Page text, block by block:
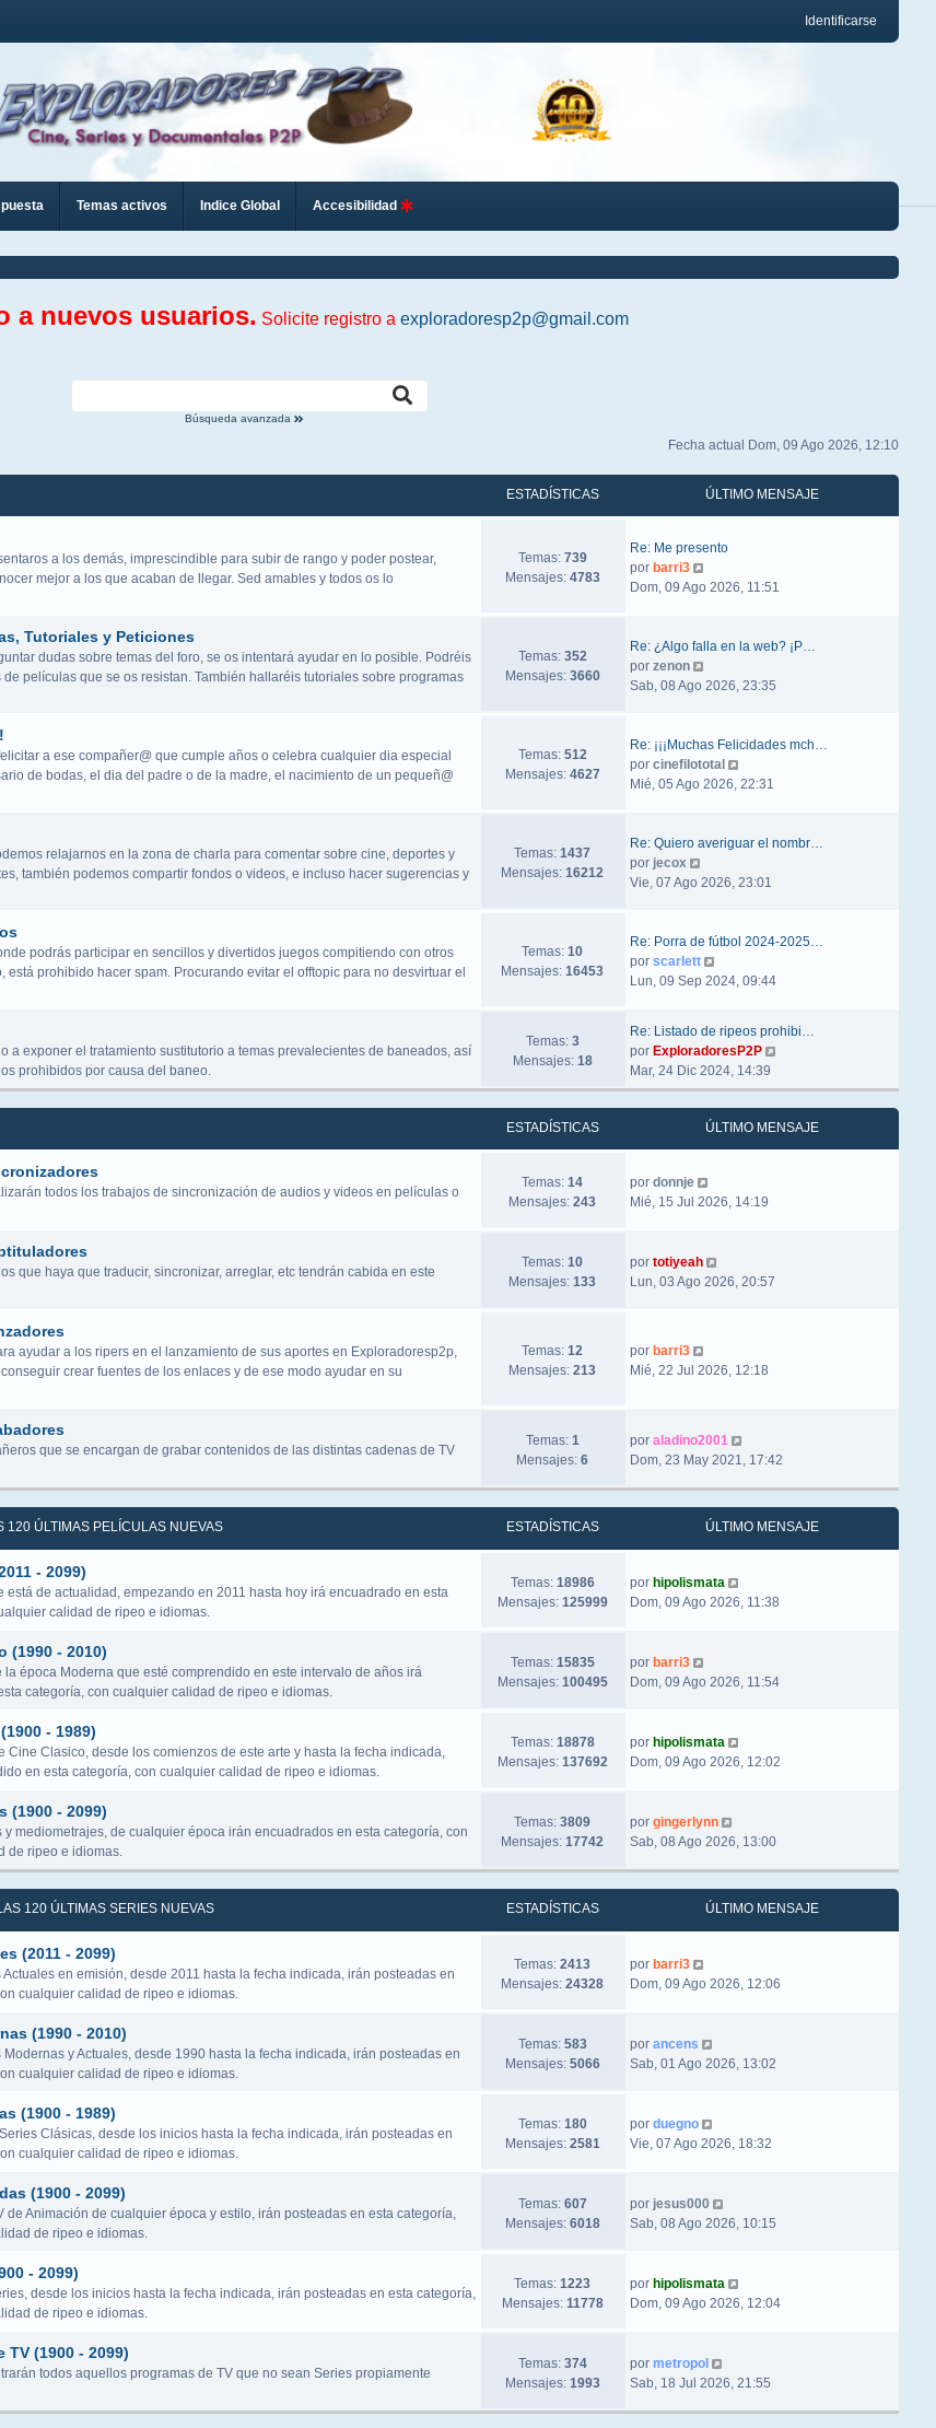
Identificarse
Temas activos Indice Global Accesibilidad
a nuevos usuarios. Solicite registro a exploradoresp2p@gmail.com
Búsqueda avanzada
Fecha actual Dom, 09 Ago 2026, 12:10
ESTADÍSTICAS ÚLTIMO MENSAJE
a los demás, imprescindible para subir de rango y poder postear,
mejor a los que acaban de llegar. Sed amables y todos os lo
Temas: 739
Mensajes: 4783
Re: Me presento
por barri3
Dom, 09 Ago 2026, 11:51
Tutoriales y Peticiones
dudas sobre temas del foro, se os intentará ayudar en lo posible. Podréis
de películas que se os resistan. También hallaréis tutoriales sobre programas
Temas: 352
Mensajes: 3660
Re: ¿Algo falla en la web? ¡P…
por zenon
Sab, 08 Ago 2026, 23:35
a ese compañer@ que cumple años o celebra cualquier dia especial
de bodas, el dia del padre o de la madre, el nacimiento de un pequeñ@
Temas: 512
Mensajes: 4627
Re: ¡¡¡Muchas Felicidades mch…
por cinefilototal
Mié, 05 Ago 2026, 22:31
relajarnos en la zona de charla para comentar sobre cine, deportes y
también podemos compartir fondos o videos, e incluso hacer sugerencias y
Temas:1437
Mensajes:16212
Re: Quiero averiguar el nombr…
por jecox
Vie, 07 Ago 2026, 23:01
podrás participar en sencillos y divertidos juegos compitiendo con otros
está prohibido hacer spam. Procurando evitar el offtopic para no desvirtuar el
Temas:10
Mensajes:16453
Re: Porra de fútbol 2024-2025…
por scarlett
Lun, 09 Sep 2024, 09:44
a exponer el tratamiento sustitutorio a temas prevalecientes de baneados, así
prohibidos por causa del baneo.
Temas: 3
Mensajes: 18
Re: Listado de ripeos prohibi…
por ExploradoresP2P
Mar, 24 Dic 2024, 14:39
ESTADÍSTICAS ÚLTIMO MENSAJE
todos los trabajos de sincronización de audios y videos en películas o
Temas:14
Mensajes:243
por donnje
Mié, 15 Jul 2026, 14:19
que haya que traducir, sincronizar, arreglar, etc tendrán cabida en este
Temas:10
Mensajes:133
por totiyeah
Lun, 03 Ago 2026, 20:57
ayudar a los ripers en el lanzamiento de sus aportes en Exploradoresp2p,
crear fuentes de los enlaces y de ese modo ayudar en su
Temas:12
Mensajes:213
por barri3
Mié, 22 Jul 2026, 12:18
que se encargan de grabar contenidos de las distintas cadenas de TV
Temas: 1
Mensajes:6
por aladino2001
Dom, 23 May 2021, 17:42
120 ÚLTIMAS PELÍCULAS NUEVAS ESTADÍSTICAS ÚLTIMO MENSAJE
- 2099)
está de actualidad, empezando en 2011 hasta hoy irá encuadrado en esta
calidad de ripeo e idiomas.
Temas: 18986
Mensajes: 125999
por hipolismata
Dom, 09 Ago 2026, 11:38
(1990 - 2010)
la época Moderna que esté comprendido en este intervalo de años irá
categoría, con cualquier calidad de ripeo e idiomas.
Temas: 15835
Mensajes: 100495
por barri3
Dom, 09 Ago 2026, 11:54
- 1989)
Cine Clasico, desde los comienzos de este arte y hasta la fecha indicada,
en esta categoría, con cualquier calidad de ripeo e idiomas.
Temas: 18878
Mensajes: 137692
por hipolismata
Dom, 09 Ago 2026, 12:02
(1900 - 2099)
y mediometrajes, de cualquier época irán encuadrados en esta categoría, con
de ripeo e idiomas.
Temas:3809
Mensajes:17742
por gingerlynn
Sab, 08 Ago 2026, 13:00
120 ÚLTIMAS SERIES NUEVAS ESTADÍSTICAS ÚLTIMO MENSAJE
(2011 - 2099)
Actuales en emisión, desde 2011 hasta la fecha indicada, irán posteadas en
cualquier calidad de ripeo e idiomas.
Temas:2413
Mensajes:24328
por barri3
Dom, 09 Ago 2026, 12:06
(1990 - 2010)
Modernas y Actuales, desde 1990 hasta la fecha indicada, irán posteadas en
cualquier calidad de ripeo e idiomas.
Temas: 583
Mensajes: 5066
por ancens
Sab, 01 Ago 2026, 13:02
(1900 - 1989)
Clásicas, desde los inicios hasta la fecha indicada, irán posteadas en
cualquier calidad de ripeo e idiomas.
Temas: 180
Mensajes: 2581
por duegno
Vie, 07 Ago 2026, 18:32
(1900 - 2099)
de Animación de cualquier época y estilo, irán posteadas en esta categoría,
de ripeo e idiomas.
Temas: 607
Mensajes: 6018
por jesus000
Sab, 08 Ago 2026, 10:15
- 2099)
desde los inicios hasta la fecha indicada, irán posteadas en esta categoría,
de ripeo e idiomas.
Temas:1223
Mensajes: 11778
por hipolismata
Dom, 09 Ago 2026, 12:04
TV (1900 - 2099)
todos aquellos programas de TV que no sean Series propiamente
Temas: 374
Mensajes: 1993
por metropol
Sab, 18 Jul 2026, 21:55